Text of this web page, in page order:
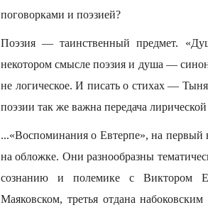
поговорками и поэзией?
Поэзия — таинственный предмет.
некотором смысле поэзия и душа —
не логическое. И писать о стихах —
поэзии так же важна передача
...«Воспоминания о Евтерпе», на первый
на обложке. Они разнообразны
сознанию и полемике с Виктором
Маяковском, третья отдана